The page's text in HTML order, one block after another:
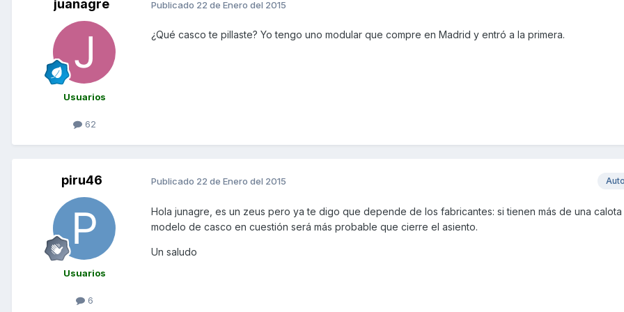
juanagre
Usuarios
62
Publicado 22 de Enero del 2015
¿Qué casco te pillaste? Yo tengo uno modular que compre en Madrid y entró a la primera.
piru46
Usuarios
6
Publicado 22 de Enero del 2015
Hola junagre, es un zeus pero ya te digo que depende de los fabricantes: si tienen más de una calota
modelo de casco en cuestión será más probable que cierre el asiento.
Un saludo